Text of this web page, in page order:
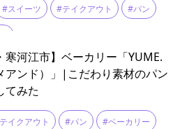
#スイーツ #テイクアウト #パン
寒河江市】ベーカリー「YUME.
アンド）」|こだわり素材のパン
てみた
イクアウト #パン #ベーカリー